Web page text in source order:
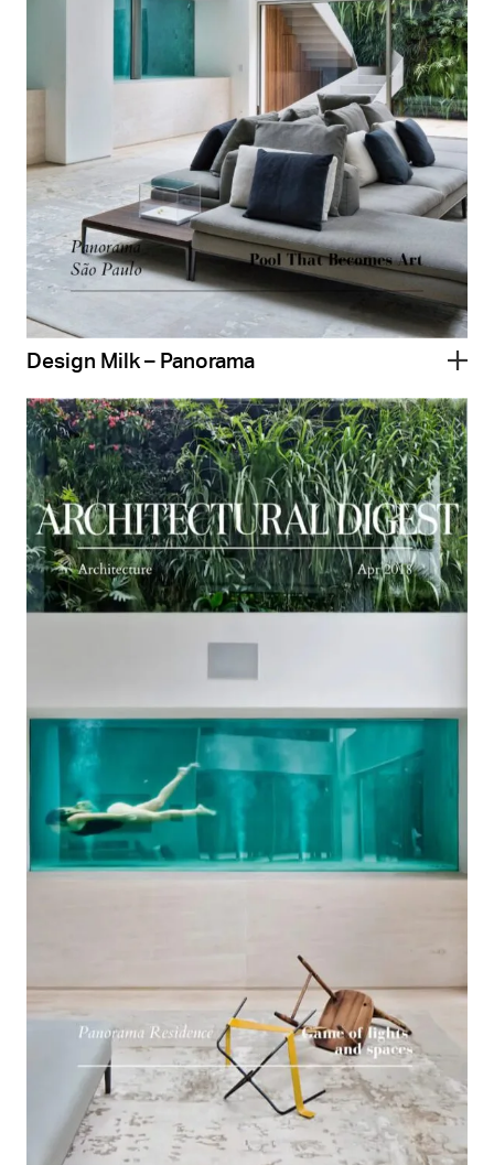
Design Milk – Panorama